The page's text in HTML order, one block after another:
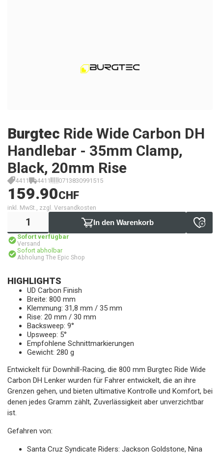
Burgtec Ride Wide Carbon DH
Handlebar - 35mm Clamp,
Black, 20mm Rise
4411 4411 0713830991515
159.90CHF
inkl. MwSt., zzgl. Versandkosten
In den Warenkorb
Sofort verfügbar
Versand
Sofort abholbar
Abholung The Epic Shop
HIGHLIGHTS
UD Carbon Finish
Breite: 800 mm
Klemmung: 31,8 mm / 35 mm
Rise: 20 mm / 30 mm
Backsweep: 9°
Upsweep: 5°
Empfohlene Schnittmarkierungen
Gewicht: 280 g
Entwickelt für Downhill-Racing, die 800 mm Burgtec Ride Wide
Carbon DH Lenker wurden für Fahrer entwickelt, die an ihre
Grenzen gehen, und bieten ultimative Kontrolle und Komfort, bei
denen jedes Gramm zählt, Zuverlässigkeit aber unverzichtbar
ist.
Gefahren von:
Santa Cruz Syndicate Riders: Jackson Goldstone, Nina